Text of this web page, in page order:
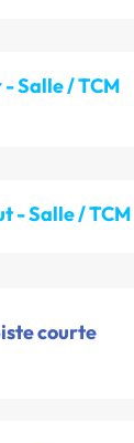
Salle / TCM
- Salle / TCM
courte